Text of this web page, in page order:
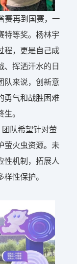
赛再到国赛，一
特等奖。杨林宇
程，更是自己成
、挥洒汗水的日
队来说，创新意
勇气和战胜困难
。
团队希望针对萤
萤火虫资源。未
性机制，拓展人
性保护。